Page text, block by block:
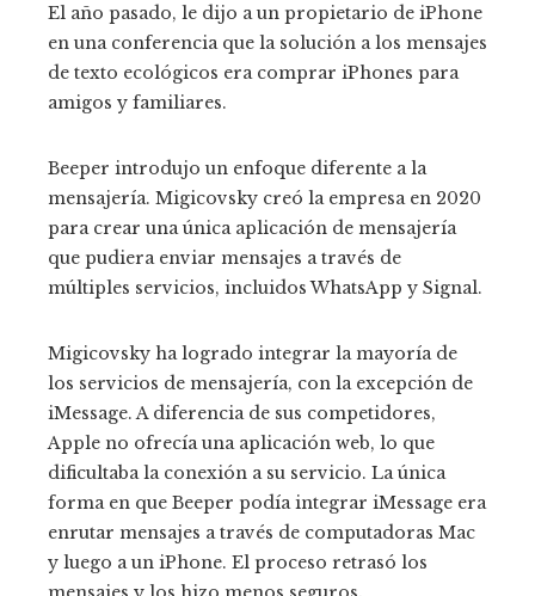
El año pasado, le dijo a un propietario de iPhone
en una conferencia que la solución a los mensajes
de texto ecológicos era comprar iPhones para
amigos y familiares.
Beeper introdujo un enfoque diferente a la
mensajería. Migicovsky creó la empresa en 2020
para crear una única aplicación de mensajería
que pudiera enviar mensajes a través de
múltiples servicios, incluidos WhatsApp y Signal.
Migicovsky ha logrado integrar la mayoría de
los servicios de mensajería, con la excepción de
iMessage. A diferencia de sus competidores,
Apple no ofrecía una aplicación web, lo que
dificultaba la conexión a su servicio. La única
forma en que Beeper podía integrar iMessage era
enrutar mensajes a través de computadoras Mac
y luego a un iPhone. El proceso retrasó los